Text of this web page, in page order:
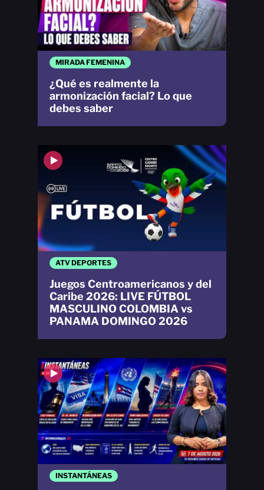
ATV DEPORTES
Juegos Centroamericanos y del
Caribe 2026: LIVE FÚTBOL
MASCULINO COLOMBIA vs
PANAMA DOMINGO 2026
MIRADA FEMENINA
¿Qué es realmente la
armonización facial? Lo que
debes saber
INSTANTÁNEAS